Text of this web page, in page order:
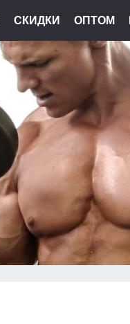
СКИДКИ ОПТОМ